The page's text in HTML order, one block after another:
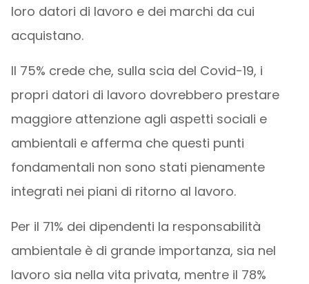
loro datori di lavoro e dei marchi da cui
acquistano.
Il 75% crede che, sulla scia del Covid-19, i
propri datori di lavoro dovrebbero prestare
maggiore attenzione agli aspetti sociali e
ambientali e afferma che questi punti
fondamentali non sono stati pienamente
integrati nei piani di ritorno al lavoro.
Per il 71% dei dipendenti la responsabilità
ambientale è di grande importanza, sia nel
lavoro sia nella vita privata, mentre il 78%